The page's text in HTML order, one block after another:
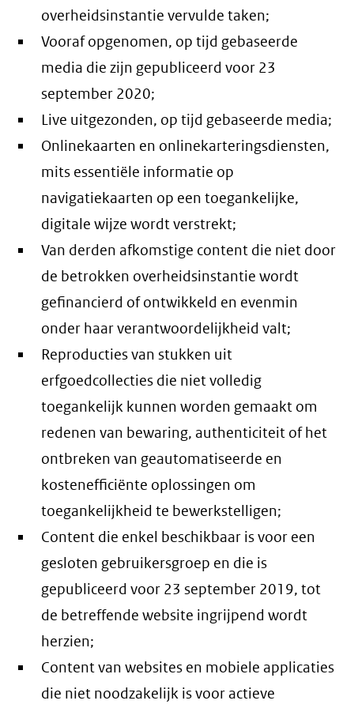
overheidsinstantie vervulde taken;
Vooraf opgenomen, op tijd gebaseerde
media die zijn gepubliceerd voor 23
september 2020;
Live uitgezonden, op tijd gebaseerde media;
Onlinekaarten en onlinekarteringsdiensten,
mits essentiële informatie op
navigatiekaarten op een toegankelijke,
digitale wijze wordt verstrekt;
Van derden afkomstige content die niet door
de betrokken overheidsinstantie wordt
gefinancierd of ontwikkeld en evenmin
onder haar verantwoordelijkheid valt;
Reproducties van stukken uit
erfgoedcollecties die niet volledig
toegankelijk kunnen worden gemaakt om
redenen van bewaring, authenticiteit of het
ontbreken van geautomatiseerde en
kostenefficiënte oplossingen om
toegankelijkheid te bewerkstelligen;
Content die enkel beschikbaar is voor een
gesloten gebruikersgroep en die is
gepubliceerd voor 23 september 2019, tot
de betreffende website ingrijpend wordt
herzien;
Content van websites en mobiele applicaties
die niet noodzakelijk is voor actieve